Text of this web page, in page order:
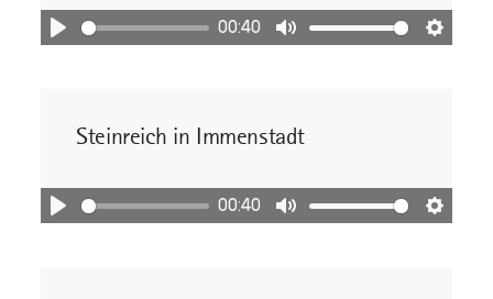
Abspielen
00:40
Stummschaltung
Steinreich in Immenstadt
Abspielen
00:40
Stummschaltung